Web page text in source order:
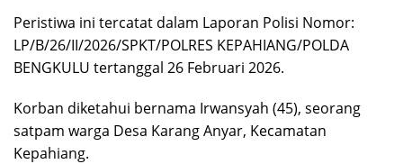
Peristiwa ini tercatat dalam Laporan Polisi Nomor:
LP/B/26/II/2026/SPKT/POLRES KEPAHIANG/POLDA
BENGKULU tertanggal 26 Februari 2026.
Korban diketahui bernama Irwansyah (45), seorang
satpam warga Desa Karang Anyar, Kecamatan
Kepahiang.